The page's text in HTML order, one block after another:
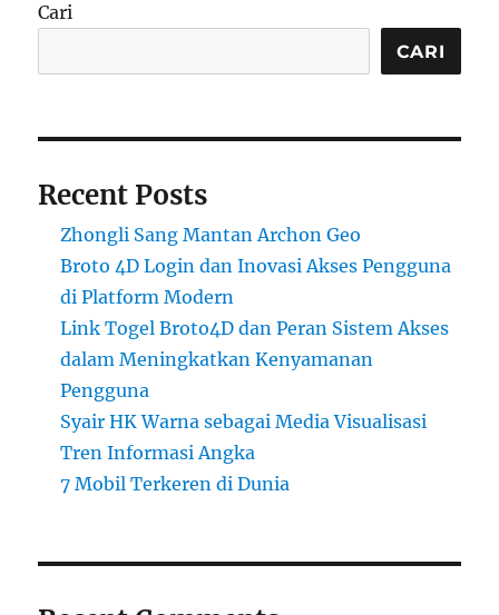
Cari
CARI
Recent Posts
Zhongli Sang Mantan Archon Geo
Broto 4D Login dan Inovasi Akses Pengguna
di Platform Modern
Link Togel Broto4D dan Peran Sistem Akses
dalam Meningkatkan Kenyamanan
Pengguna
Syair HK Warna sebagai Media Visualisasi
Tren Informasi Angka
7 Mobil Terkeren di Dunia